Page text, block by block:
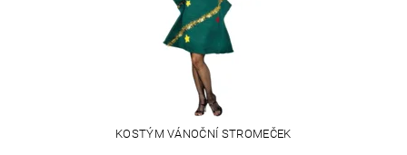
KOSTÝM VÁNOČNÍ STROMEČEK